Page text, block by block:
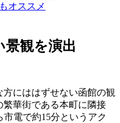
オススメ
景観を演出
にははずせない函館の観
華街である本町に隣接
市電で約15分というアク